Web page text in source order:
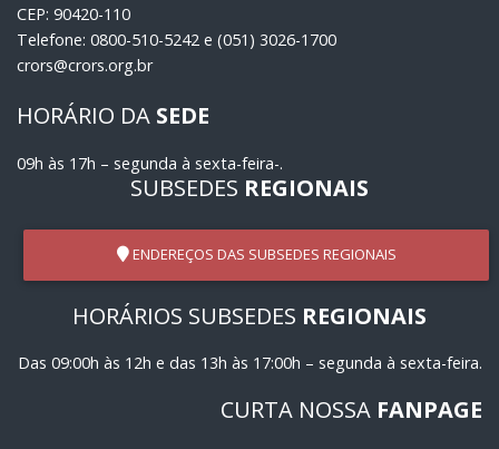
CEP: 90420-110
Telefone: 0800-510-5242 e (051) 3026-1700
crors@crors.org.br
HORÁRIO DA SEDE
09h às 17h – segunda à sexta-feira-.
SUBSEDES REGIONAIS
ENDEREÇOS DAS SUBSEDES REGIONAIS
HORÁRIOS SUBSEDES REGIONAIS
Das 09:00h às 12h e das 13h às 17:00h – segunda à sexta-feira.
CURTA NOSSA FANPAGE